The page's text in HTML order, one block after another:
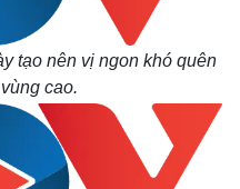
tạo nên vị ngon khó quên
cao.